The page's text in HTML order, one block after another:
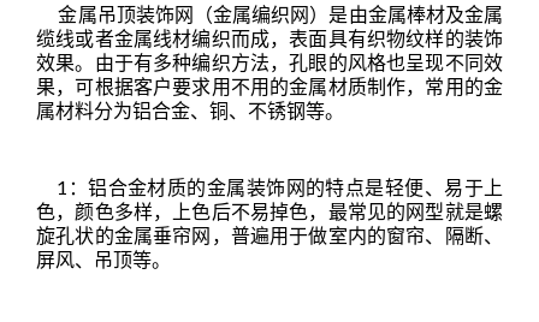
金属吊顶装饰网（金属编织网）是由金属棒材及金属
缆线或者金属线材编织而成，表面具有织物纹样的装饰
效果。由于有多种编织方法，孔眼的风格也呈现不同效
果，可根据客户要求用不用的金属材质制作，常用的金
属材料分为铝合金、铜、不锈钢等。
1：铝合金材质的金属装饰网的特点是轻便、易于上
色，颜色多样，上色后不易掉色，最常见的网型就是螺
旋孔状的金属垂帘网，普遍用于做室内的窗帘、隔断、
屏风、
吊顶等。